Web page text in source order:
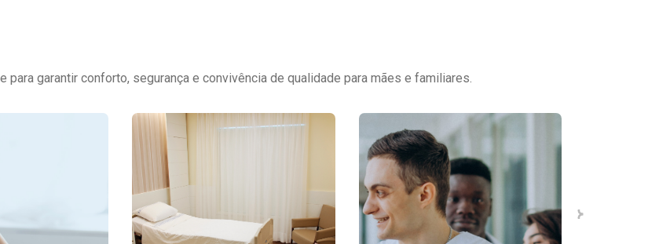
garantir conforto, segurança e convivência de qualidade para mães e familiares.